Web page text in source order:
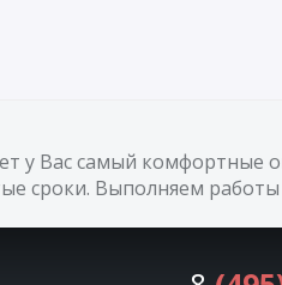
у Вас самый комфортные
сроки. Выполняем